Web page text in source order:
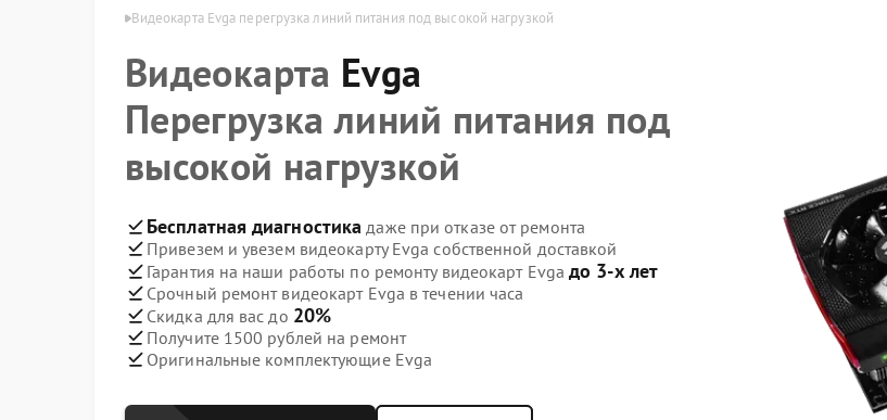
Видеокарта Evga перегрузка линий питания под высокой нагрузкой
Видеокарта Evga
Перегрузка линий питания под
высокой нагрузкой
Бесплатная диагностика даже при отказе от ремонта
Привезем и увезем видеокарту Evga собственной доставкой
Гарантия на наши работы по ремонту видеокарт Evga до 3-х лет
Срочный ремонт видеокарт Evga в течении часа
Скидка для вас до 20%
Получите 1500 рублей на ремонт
Оригинальные комплектующие Evga